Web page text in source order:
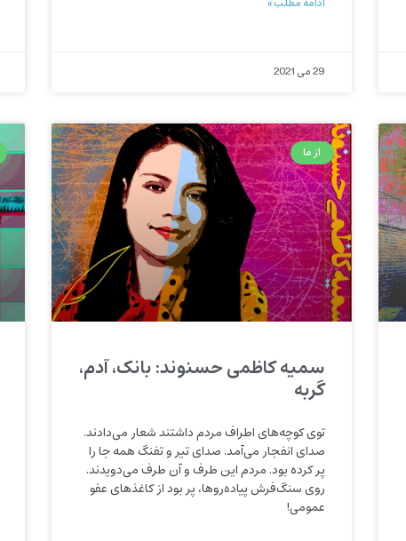
ادامه مطلب »
29 می 2021
از ما
سمیه کاظمی حسنوند: بانک، آدم،
گربه
توی کوچه‌های اطراف مردم داشتند شعار می‌دادند.
صدای انفجار می‌آمد. صدای تیر و تفنگ همه جا را
پر کرده بود. مردم این طرف و آن طرف می‌دویدند.
روی سنگ‌فرش پیاده‌روها، پر بود از کاغذهای عفو
عمومی!